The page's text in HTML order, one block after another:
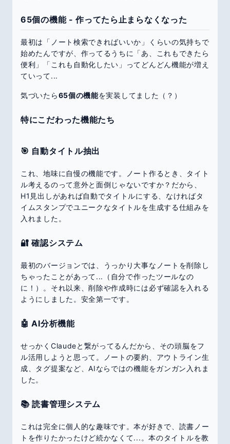
65個の機能 - 作ってたら止まらなくなった
最初は「ノート検索できればいいか」くらいの気持ちで
始めたんですが、作ってるうちに「あ、これもできたら
便利」「これも自動化したい」ってどんどん機能が増え
ていって...
気づいたら65個の機能を実装してました（？）
特にこだわった機能たち
🎯 自動タイトル抽出
これ、地味に自慢の機能です。ノート作るとき、タイト
ル考えるのって意外と面倒じゃないですか？だから、
H1見出しがあれば自動でタイトルにする、なければタ
イムスタンプでユニークなタイトルを生成する仕組みを
入れました。
🔐 確認システム
最初のバージョンでは、うっかり大事なノートを削除し
ちゃったことがあって...（自分で作ったツールなの
に！）。それ以来、削除や作成時には必ず確認を入れる
ようにしました。安全第一です。
🤖 AI分析機能
せっかくClaudeと繋がってるんだから、その頭脳をフ
ル活用しようと思って。ノートの要約、アウトライン生
成、タグ提案など、AIならではの機能をガンガン入れま
した。
📚 読書管理システム
これは完全に個人的な趣味です。本が好きで、読書ノー
トを作りたかったけど続かなくて...。本のタイトルを教